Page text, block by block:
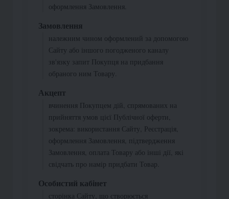
оформлення Замовлення.
Замовлення
належним чином оформлений за допомогою
Сайту або іншого погодженого каналу
зв'язку запит Покупця на придбання
обраного ним Товару.
Акцепт
вчинення Покупцем дій, спрямованих на
прийняття умов цієї Публічної оферти,
зокрема: використання Сайту, Реєстрація,
оформлення Замовлення, підтвердження
Замовлення, оплата Товару або інші дії, які
свідчать про намір придбати Товар.
Особистий кабінет
сторінка Сайту, що створюється